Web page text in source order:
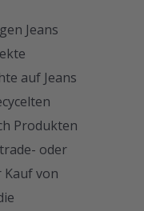
Jeans
auf Jeans
Produkten
oder
Kauf von